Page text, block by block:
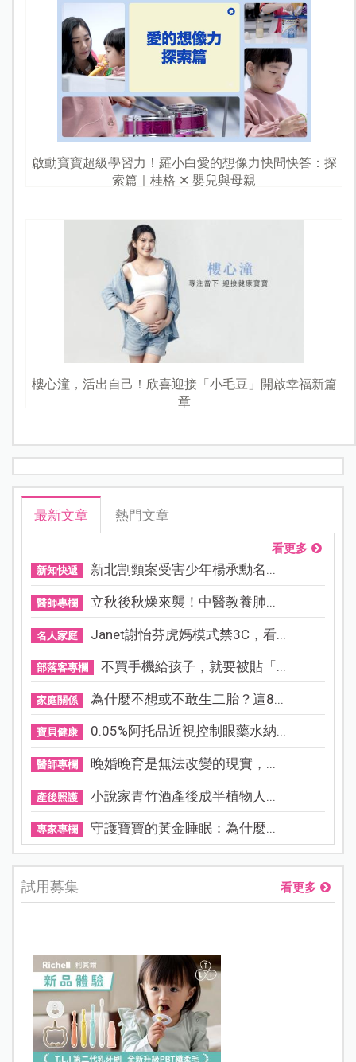
啟動寶寶超級學習力！羅小白愛的想像力快問快答：探
索篇｜桂格 ✕ 嬰兒與母親
樓心潼，活出自己！欣喜迎接「小毛豆」開啟幸福新篇
章
最新文章 熱門文章
看更多
新知快遞 新北割頸案受害少年楊承勳名...
醫師專欄 立秋後秋燥來襲！中醫教養肺...
名人家庭 Janet謝怡芬虎媽模式禁3C，看...
部落客專欄 不買手機給孩子，就要被貼「...
家庭關係 為什麼不想或不敢生二胎？這8...
寶貝健康 0.05%阿托品近視控制眼藥水納...
醫師專欄 晚婚晚育是無法改變的現實，...
產後照護 小說家青竹酒產後成半植物人...
專家專欄 守護寶寶的黃金睡眠：為什麼...
試用募集 看更多